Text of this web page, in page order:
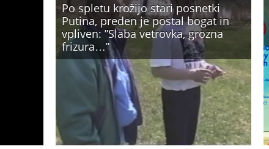
Po spletu krožijo stari posnetki
Putina, preden je postal bogat in
vpliven: ”Slaba vetrovka, grozna
frizura…”